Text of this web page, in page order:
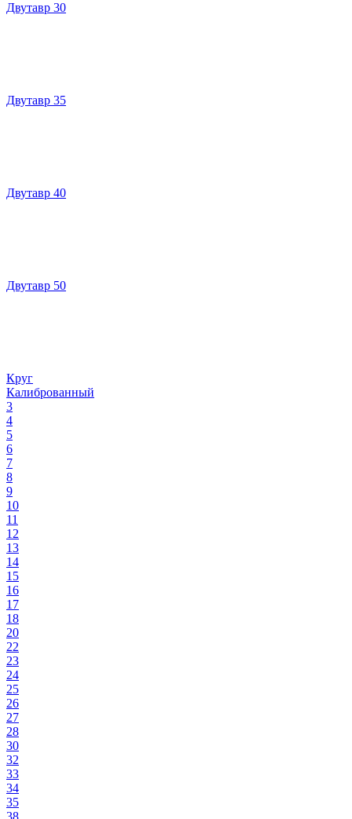
Двутавр 30
Двутавр 35
Двутавр 40
Двутавр 50
Круг
Калиброванный
3
4
5
6
7
8
9
10
11
12
13
14
15
16
17
18
20
22
23
24
25
26
27
28
30
32
33
34
35
38